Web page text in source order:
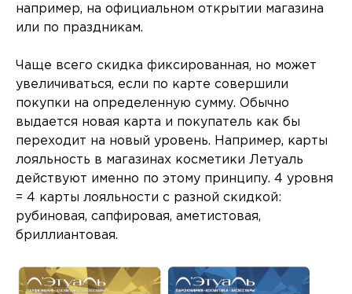
например, на официальном открытии магазина
или по праздникам.
Чаще всего скидка фиксированная, но может
увеличиваться, если по карте совершили
покупки на определенную сумму. Обычно
выдается новая карта и покупатель как бы
переходит на новый уровень. Например, карты
лояльность в магазинах косметики Летуаль
действуют именно по этому принципу. 4 уровня
= 4 карты лояльности с разной скидкой:
рубиновая, сапфировая, аметистовая,
бриллиантовая.